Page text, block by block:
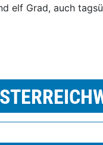
elf Grad, auch